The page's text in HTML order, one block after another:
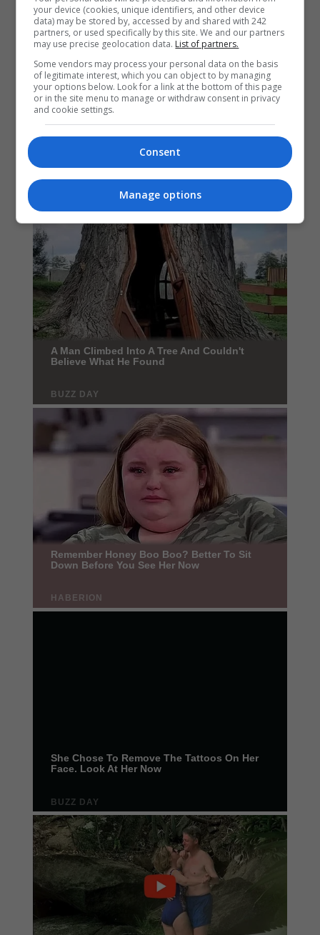
your device (cookies, unique identifiers, and other device
data) may be stored by, accessed by and shared with 242
partners, or used specifically by this site. We and our partners
may use precise geolocation data. List of partners.
Some vendors may process your personal data on the basis
of legitimate interest, which you can object to by managing
your options below. Look for a link at the bottom of this page
or in the site menu to manage or withdraw consent in privacy
and cookie settings.
Consent
Manage options